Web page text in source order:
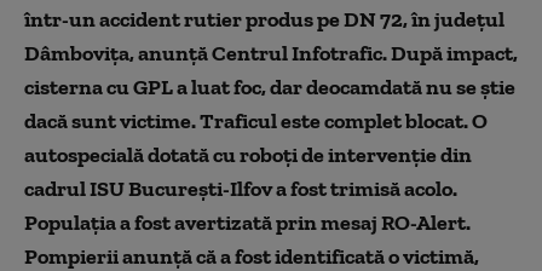
într-un accident rutier produs pe DN 72, în judeţul
Dâmboviţa, anunţă Centrul Infotrafic. După impact,
cisterna cu GPL a luat foc, dar deocamdată nu se ştie
dacă sunt victime. Traficul este complet blocat. O
autospecială dotată cu roboţi de intervenţie din
cadrul ISU Bucureşti-Ilfov a fost trimisă acolo.
Populaţia a fost avertizată prin mesaj RO-Alert.
Pompierii anunţă că a fost identificată o victimă,